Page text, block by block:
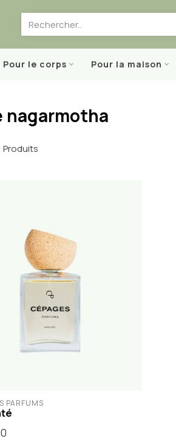
Pour le corps Pour la maison
nagarmotha
Produits
PARFUMS